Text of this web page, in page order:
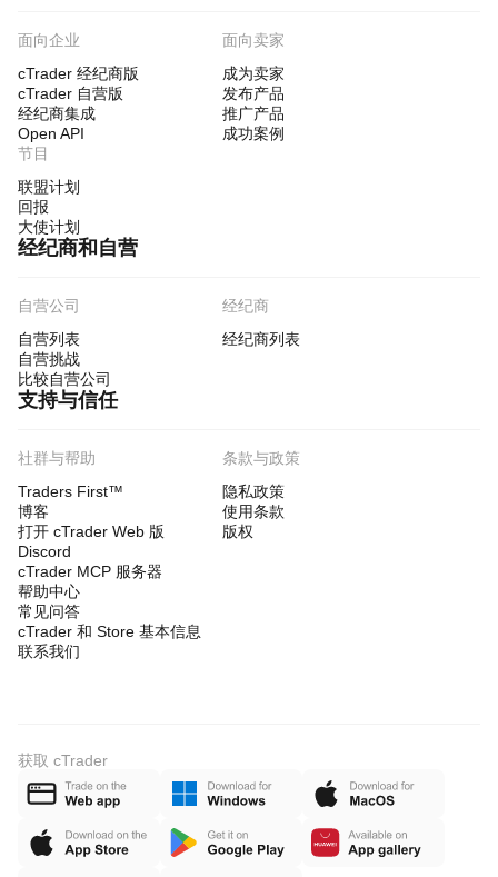
面向企业
cTrader 经纪商版
cTrader 自营版
经纪商集成
Open API
面向卖家
成为卖家
发布产品
推广产品
成功案例
节目
联盟计划
回报
大使计划
经纪商和自营
自营公司
自营列表
自营挑战
比较自营公司
经纪商
经纪商列表
支持与信任
社群与帮助
Traders First™
博客
打开 cTrader Web 版
Discord
cTrader MCP 服务器
帮助中心
常见问答
cTrader 和 Store 基本信息
联系我们
条款与政策
隐私政策
使用条款
版权
获取 cTrader